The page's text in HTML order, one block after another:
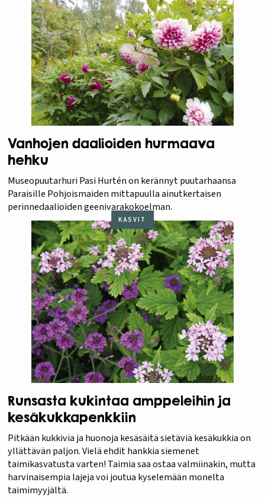
Vanhojen daalioiden hurmaava
hehku
Museopuutarhuri Pasi Hurtén on kerännyt puutarhaansa
Paraisille Pohjoismaiden mittapuulla ainutkertaisen
perinnedaalioiden geenivarakokoelman.
KASVIT
Runsasta kukintaa amppeleihin ja
kesäkukkapenkkiin
Pitkään kukkivia ja huonoja kesäsäitä sietäviä kesäkukkia on
yllättävän paljon. Vielä ehdit hankkia siemenet
taimikasvatusta varten! Taimia saa ostaa valmiinakin, mutta
harvinaisempia lajeja voi joutua kyselemään monelta
taimimyyjältä.